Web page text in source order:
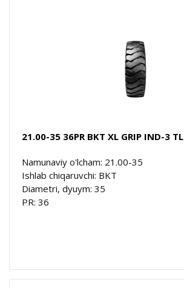
21.00-35 36PR BKT XL GRIP IND-3 TL
Namunaviy o'lcham: 21.00-35
Ishlab chiqaruvchi: BKT
Diametri, dyuym: 35
PR: 36